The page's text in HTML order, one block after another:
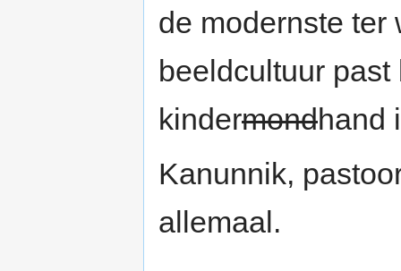
de modernste ter
beeldcultuur
kindermondhand
Kanunnik,
allemaal.